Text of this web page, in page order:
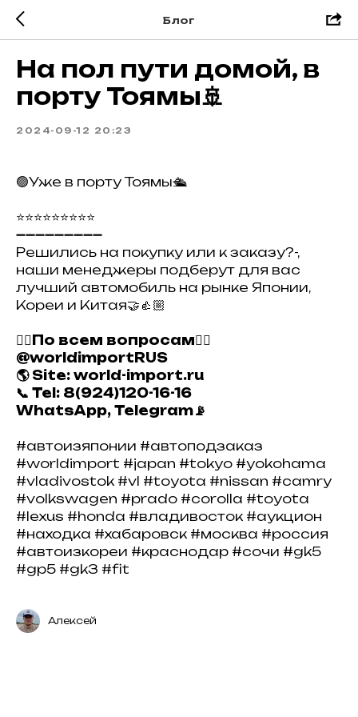
Блог
На пол пути домой, в
порту Тоямы🚢
2024-09-12 20:23
🟢Уже в порту Тоямы🛳️
⭐⭐⭐⭐⭐⭐⭐⭐⭐
➖➖➖➖➖➖➖➖➖
Решились на покупку или к заказу?-,
наши менеджеры подберут для вас
лучший автомобиль на рынке Японии,
Кореи и Китая🤝👍🏼
👇🏻По всем вопросам👇🏻
@worldimportRUS
🌎 Site: world-import.ru
📞 Tel: 8(924)120-16-16
WhatsApp, Telegram📡
#автоизяпонии #автоподзаказ
#worldimport #japan #tokyo #yokohama
#vladivostok #vl #toyota #nissan #camry
#volkswagen #prado #corolla #toyota
#lexus #honda #владивосток #аукцион
#находка #хабаровск #москва #россия
#автоизкореи #краснодар #сочи #gk5
#gp5 #gk3 #fit
Алексей